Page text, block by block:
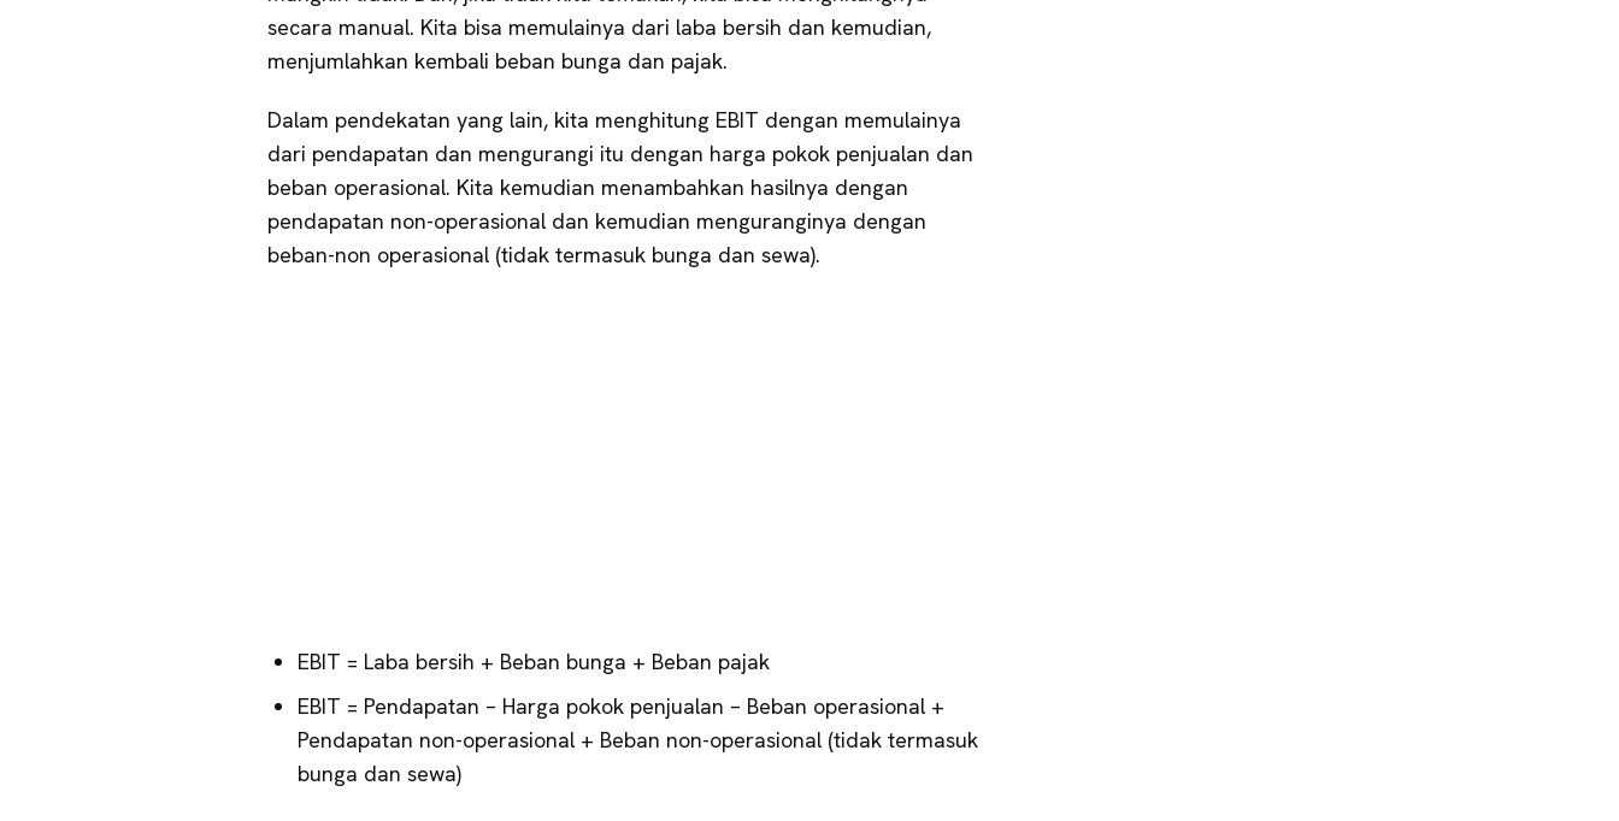
secara manual. Kita bisa memulainya dari laba bersih dan kemudian,
menjumlahkan kembali beban bunga dan pajak.
Dalam pendekatan yang lain, kita menghitung EBIT dengan memulainya
dari pendapatan dan mengurangi itu dengan harga pokok penjualan dan
beban operasional. Kita kemudian menambahkan hasilnya dengan
pendapatan non-operasional dan kemudian menguranginya dengan
beban-non operasional (tidak termasuk bunga dan sewa).
EBIT = Laba bersih + Beban bunga + Beban pajak
EBIT = Pendapatan – Harga pokok penjualan – Beban operasional +
Pendapatan non-operasional + Beban non-operasional (tidak termasuk
bunga dan sewa)